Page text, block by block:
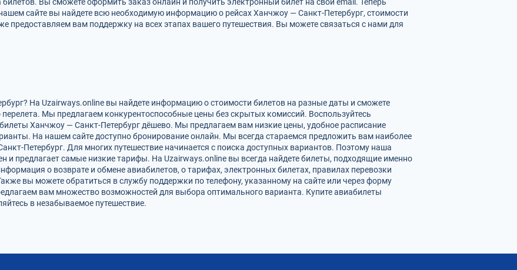
сайте вы найдете всю необходимую информацию о рейсах Ханчжоу — Санкт-Петербург, стоимости
предоставляем вам поддержку на всех этапах вашего путешествия. Вы можете связаться с нами для
На Uzairways.online вы найдете информацию о стоимости билетов на разные даты и сможете
Мы предлагаем конкурентоспособные цены без скрытых комиссий. Воспользуйтесь
Ханчжоу — Санкт-Петербург дёшево. Мы предлагаем вам низкие цены, удобное расписание
На нашем сайте доступно бронирование онлайн. Мы всегда стараемся предложить вам наиболее
Петербург. Для многих путешествие начинается с поиска доступных вариантов. Поэтому наша
и предлагает самые низкие тарифы. На Uzairways.online вы всегда найдете билеты, подходящие именно
о возврате и обмене авиабилетов, о тарифах, электронных билетах, правилах перевозки
вы можете обратиться в службу поддержки по телефону, указанному на сайте или через форму
вам множество возможностей для выбора оптимального варианта. Купите авиабилеты
в незабываемое путешествие.